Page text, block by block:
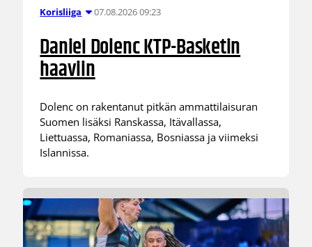
Korisliiga 07.08.2026 09:23
Daniel Dolenc KTP-Basketin
haaviin
Dolenc on rakentanut pitkän ammattilaisuran
Suomen lisäksi Ranskassa, Itävallassa,
Liettuassa, Romaniassa, Bosniassa ja viimeksi
Islannissa.